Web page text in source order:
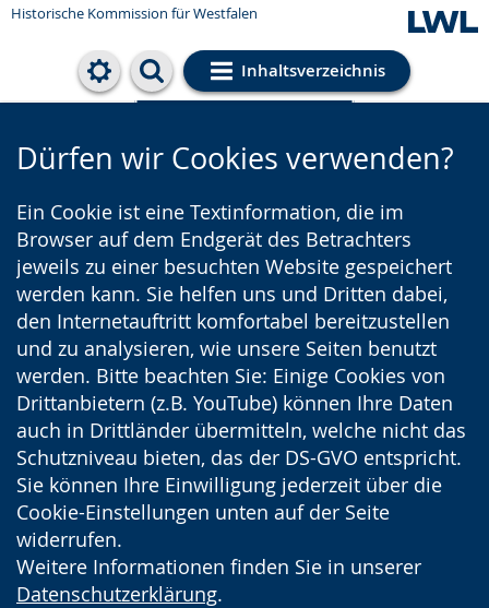
Historische Kommission für Westfalen
Inhaltsverzeichnis
Cookie-Einstellungen
Dürfen wir Cookies verwenden?
Ein Cookie ist eine Textinformation, die im
Browser auf dem Endgerät des Betrachters
jeweils zu einer besuchten Website gespeichert
werden kann. Sie helfen uns und Dritten dabei,
den Internetauftritt komfortabel bereitzustellen
und zu analysieren, wie unsere Seiten benutzt
werden. Bitte beachten Sie: Einige Cookies von
Drittanbietern (z.B. YouTube) können Ihre Daten
auch in Drittländer übermitteln, welche nicht das
Schutzniveau bieten, das der DS-GVO entspricht.
Sie können Ihre Einwilligung jederzeit über die
Cookie-Einstellungen unten auf der Seite
widerrufen.
Weitere Informationen finden Sie in unserer
Datenschutzerklärung.